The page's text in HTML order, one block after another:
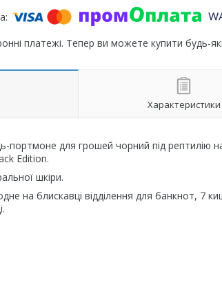
платежі. Тепер ви можете купити будь-
Характеристики
портмоне для грошей чорний під рептилію
Edition.
шкіри.
на блискавці відділення для банкнот, 7